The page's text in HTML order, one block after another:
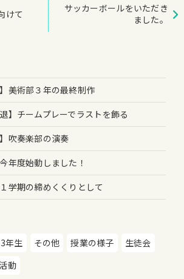
けて
サッカーボールをいただき
ました。
美術部３年の最終制作
】チームプレーでラストを飾る
吹奏楽部の演奏
年度始動しました！
学期の締めくくりとして
3年生 その他 授業の様子
生徒会
動